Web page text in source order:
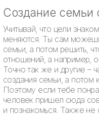
Создание семьи
Учитывай, что цели
меняются. Ты сам
семьи, а потом решить,
отношений, а например,
Точно так же и другие –
создания семьи, а потом
Поэтому если тебе
человек пришел сюда
и познакомься. Также не